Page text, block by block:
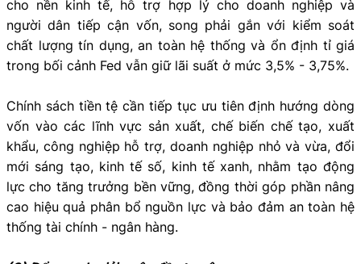
cho nền kinh tế, hỗ trợ hợp lý cho doanh nghiệp và
người dân tiếp cận vốn, song phải gắn với kiểm soát
chất lượng tín dụng, an toàn hệ thống và ổn định tỉ giá
trong bối cảnh Fed vẫn giữ lãi suất ở mức 3,5% - 3,75%.
Chính sách tiền tệ cần tiếp tục ưu tiên định hướng dòng
vốn vào các lĩnh vực sản xuất, chế biến chế tạo, xuất
khẩu, công nghiệp hỗ trợ, doanh nghiệp nhỏ và vừa, đổi
mới sáng tạo, kinh tế số, kinh tế xanh, nhằm tạo động
lực cho tăng trưởng bền vững, đồng thời góp phần nâng
cao hiệu quả phân bổ nguồn lực và bảo đảm an toàn hệ
thống tài chính - ngân hàng.